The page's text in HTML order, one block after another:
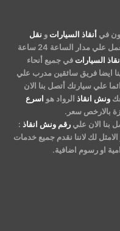
أنقاذ السيارات و نقل
والمعدات ولدينا اسطول سيارات يعمل علي مدار الساعة 24 ساعة
السيارات في جميع أنحاء
ايضا فريق سائقين مدرب علي
علي سيارتك أتصل بنا الان
ونش انقاذ الرواد هو اسرع
بالارخص سعر.
رقم ونش انقاذ :
الامثل لك لاننا نقدم جميع خدمات